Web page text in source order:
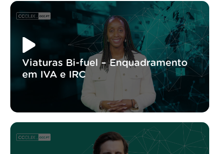
Viaturas Bi-fuel – Enquadramento
em IVA e IRC